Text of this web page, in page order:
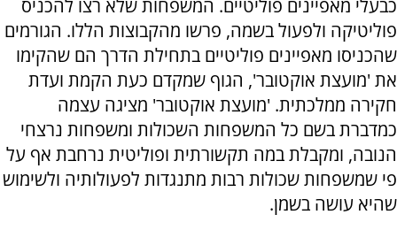
כבעלי מאפיינים פוליטיים. המשפחות שלא רצו להכניס
פוליטיקה ולפעול בשמה, פרשו מהקבוצות הללו. הגורמים
שהכניסו מאפיינים פוליטיים בתחילת הדרך הם שהקימו
את 'מועצת אוקטובר', הגוף שמקדם כעת הקמת ועדת
חקירה ממלכתית. 'מועצת אוקטובר' מציגה עצמה
כמדברת בשם כל המשפחות השכולות ומשפחות נרצחי
הנובה, ומקבלת במה תקשורתית ופוליטית נרחבת אף על
פי שמשפחות שכולות רבות מתנגדות לפעולותיה ולשימוש
שהיא עושה בשמן.